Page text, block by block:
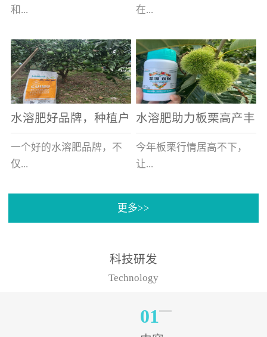
和...
好的技术管理缺一不可，
相信广大白菜种植户们都
深有体会。今天就一起来
看看，什么样的水溶肥可
以让你的...
在...
河北草莓区域话题不减，
不但在草莓上表现效果明
显，使用的种植户更是越
来越多。今天，借此机
会，一起来...
水溶肥好品牌，种植户
纷纷为“翠姆“点赞
一个好的水溶肥品牌，不
仅...
帮助作物增产增收，更要
实力。今天要讲的水溶肥
水溶肥助力板栗高产丰
产
今年板栗行情居高不下，
让...
许多板栗种植户都获得了
有位王大姐今年使用一款
非常火爆...
更多>>
科技研发
Technology
01